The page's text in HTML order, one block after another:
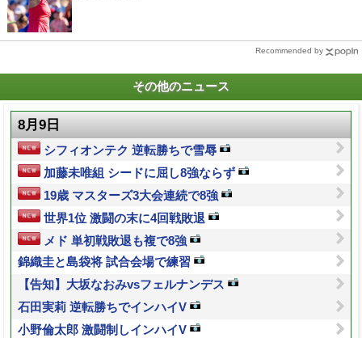
Recommended by
その他のニュース
8月9日
シフィオンテク 逆転勝ちで雪辱
加藤未唯組 シードに屈し8強ならず
19歳 マスターズ3大会連続で8強
世界1位 激闘の末に4回戦敗退
メド 単初戦敗退も複で8強
錦織圭と島袋将 試合会場で練習
【告知】大坂なおみvsフェルナンデス
石田実莉 逆転勝ちでインハイV
小野倫太郎 激闘制しインハイV